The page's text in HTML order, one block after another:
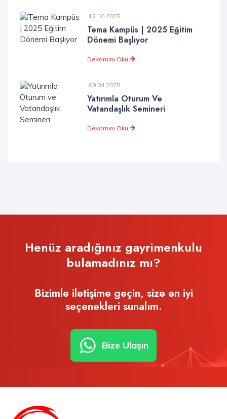
12.10.2025
Tema Kampüs | 2025 Eğitim
Dönemi Başlıyor
Devamını Oku
09.04.2025
Yatırımla Oturum Ve
Vatandaşlık Semineri
Devamını Oku
Henüz aradığınız gayrimenkulu
bulamadınız mı?
Bizimle iletişime geçin, size en iyi
seçenekleri sunalım.
Bize Ulaşın